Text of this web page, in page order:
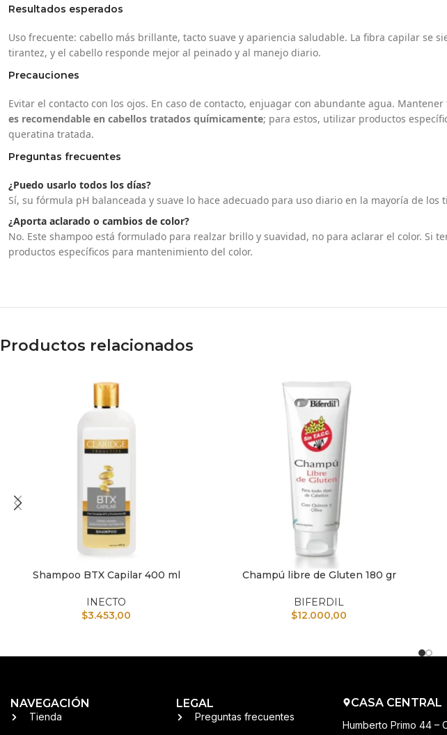
Resultados esperados
Uso frecuente: cabello más brillante, tacto suave y apariencia saludable. La fibra capilar se
tirantez, y el cabello responde mejor al peinado y al manejo diario.
Precauciones
Evitar el contacto con los ojos. En caso de contacto, enjuagar con abundante agua.
es recomendable en cabellos tratados químicamente; para estos, utilizar productos
queratina tratada.
Preguntas frecuentes
¿Puedo usarlo todos los días?
Sí, su fórmula pH balanceada y suave lo hace adecuado para uso diario en la mayoría de los
¿Aporta aclarado o cambios de color?
No. Este shampoo está formulado para realzar brillo y suavidad, no para aclarar el color. Si
productos específicos para mantenimiento del color.
Productos relacionados
AÑADIR AL CARRITO
Shampoo BTX Capilar 400 ml
INECTO
$3.453,00
AÑADIR AL CARRITO
Champú libre de Gluten 180 gr
BIFERDIL
$12.000,00
NAVEGACIÓN
Tienda
LEGAL
Preguntas frecuentes
CASA CENTRAL
Humberto Primo 44 –